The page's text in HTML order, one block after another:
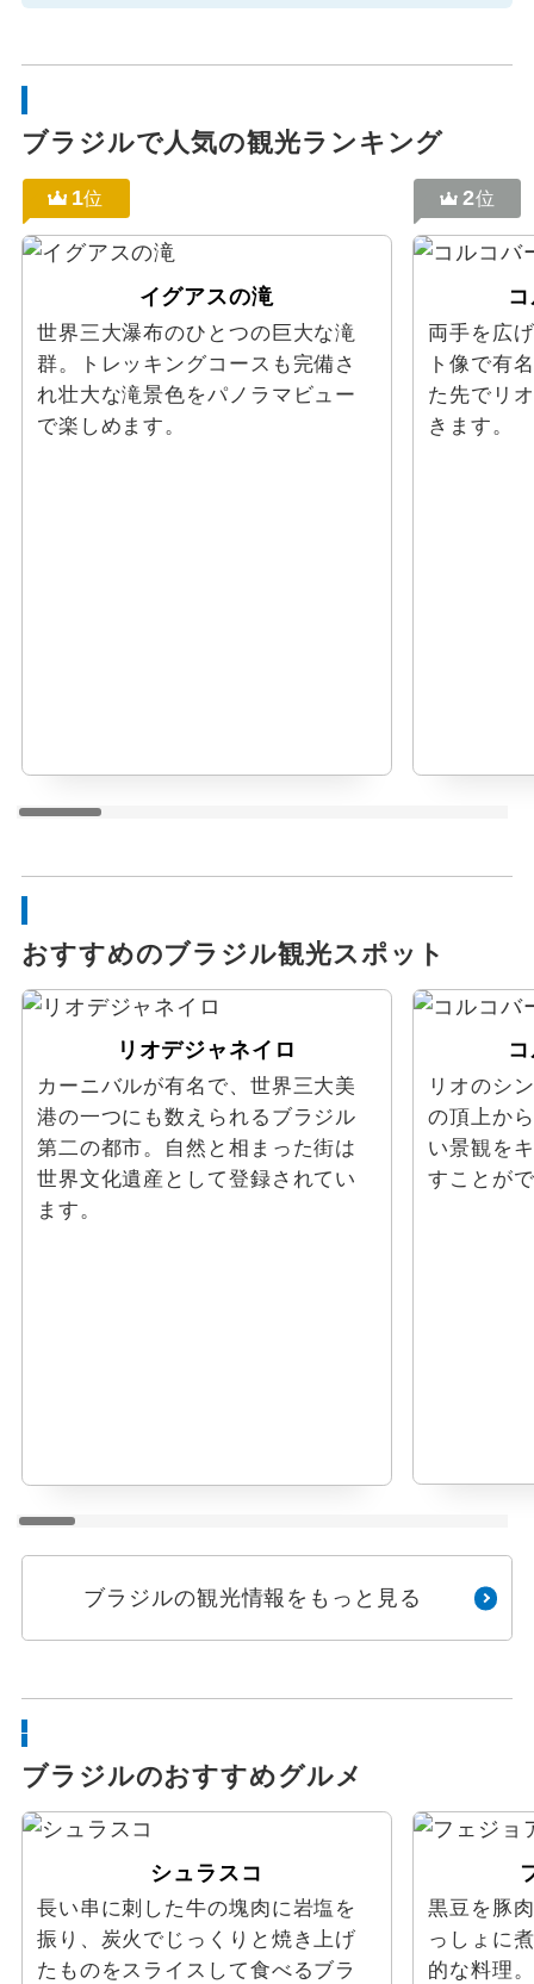
ブラジルで人気の観光ランキング
1位
イグアスの滝
世界三大瀑布のひとつの巨大な滝
群。トレッキングコースも完備さ
れ壮大な滝景色をパノラマビュー
で楽しめます。
2位
両手を広
ト像で有
た先でリ
きます。
おすすめのブラジル観光スポット
リオデジャネイロ
カーニバルが有名で、世界三大美
港の一つにも数えられるブラジル
第二の都市。自然と相まった街は
世界文化遺産として登録されてい
ます。
リオのシ
の頂上か
い景観を
すことが
ブラジルの観光情報をもっと見る
ブラジルのおすすめグルメ
シュラスコ
長い串に刺した牛の塊肉に岩塩を
振り、炭火でじっくりと焼き上げ
たものをスライスして食べるブラ
黒豆を豚
っしょに
的な料理